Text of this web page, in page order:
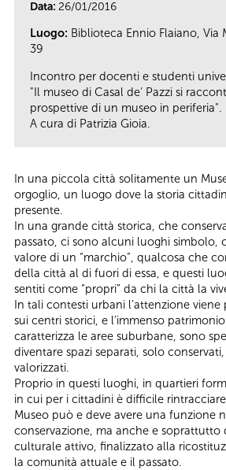
Data: 26/01/2016
Luogo: Biblioteca Ennio Flaiano, Via
39
Incontro per docenti e studenti
"Il museo di Casal de’ Pazzi si
prospettive di un museo in periferia".
A cura di Patrizia Gioia.
In una piccola città solitamente un
orgoglio, un luogo dove la storia
presente.
In una grande città storica, che
passato, ci sono alcuni luoghi simbolo,
valore di un “marchio”, qualcosa che
della città al di fuori di essa, e questi
sentiti come “propri” da chi la città la
In tali contesti urbani l’attenzione viene
sui centri storici, e l’immenso
caratterizza le aree suburbane, sono
diventare spazi separati, solo
valorizzati.
Proprio in questi luoghi, in quartieri
in cui per i cittadini è difficile
Museo può e deve avere una funzione
conservazione, ma anche e soprattutto
culturale attivo, finalizzato alla
la comunità attuale e il passato.